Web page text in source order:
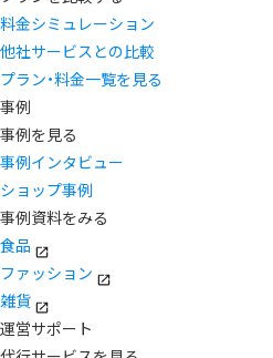
料金シミュレーション
他社サービスとの比較
プラン・料金一覧を見る
事例
事例を見る
事例インタビュー
ショップ事例
事例資料をみる
食品
ファッション
雑貨
運営サポート